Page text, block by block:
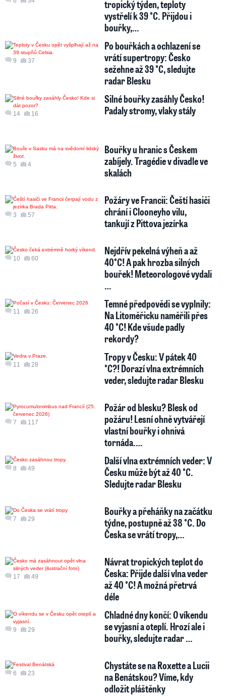
tropický týden, teploty
vystřelí k 39 °C. Přijdou i
bouřky,…
9 37
Po bouřkách a ochlazení se
vrátí supertropy: Česko
sežehne až 39 °C, sledujte
radar Blesku
14 16
Silné bouřky zasáhly Česko!
Padaly stromy, vlaky stály
5 4
Bouřky u hranic s Českem
zabíjely. Tragédie v divadle ve
skalách
3 57
Požáry ve Francii: Čeští hasiči
chrání i Clooneyho vilu,
tankují z Pittova jezírka
10 60
Nejdřív pekelná výheň a až
40°C! A pak hrozba silných
bouřek! Meteorologové vydali
…
11 26
Temné předpovědi se vyplnily:
Na Litoměřicku naměřili přes
40 °C! Kde všude padly
rekordy?
11 28
Tropy v Česku: V pátek 40
°C?! Dorazí vlna extrémních
veder, sledujte radar Blesku
7 117
Požár od blesku? Blesk od
požáru! Lesní ohně vytvářejí
vlastní bouřky i ohnivá
tornáda.…
8 49
Další vlna extrémních veder: V
Česku může být až 40 °C.
Sledujte radar Blesku
7 29
Bouřky a přeháňky na začátku
týdne, postupně až 38 °C. Do
Česka se vrátí tropy,…
17 49
Návrat tropických teplot do
Česka: Přijde další vlna veder
až 40 °C! A možná přetrvá
déle
9 29
Chladné dny končí: O víkendu
se vyjasní a oteplí. Hrozí ale i
bouřky, sledujte radar …
6 23
Chystáte se na Roxette a Lucii
na Benátskou? Víme, kdy
odložit pláštěnky